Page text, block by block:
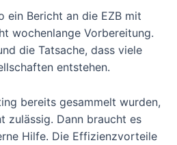
ein Bericht an die EZB mit
wochenlange Vorbereitung.
die Tatsache, dass viele
entstehen.
bereits gesammelt wurden,
zulässig. Dann braucht es
Hilfe. Die Effizienzvorteile